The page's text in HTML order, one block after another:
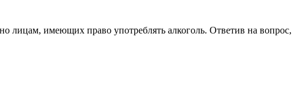
лицам, имеющих право употреблять алкоголь. Ответив на вопрос,